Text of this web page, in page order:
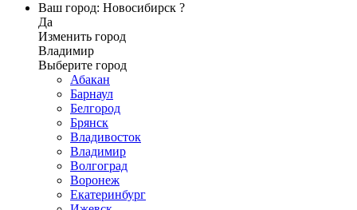
Ваш город: Новосибирск ?
Да
Изменить город
Владимир
Выберите город
Абакан
Барнаул
Белгород
Брянск
Владивосток
Владимир
Волгоград
Воронеж
Екатеринбург